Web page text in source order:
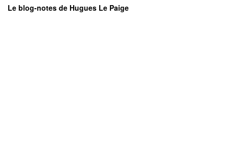
Le blog-notes de Hugues Le Paige